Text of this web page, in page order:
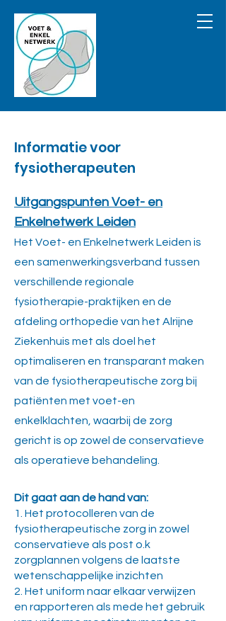
Informatie voor
fysiotherapeuten
Uitgangspunten Voet- en
Enkelnetwerk Leiden
Het Voet- en Enkelnetwerk Leiden is
een samenwerkingsverband tussen
verschillende regionale
fysiotherapie-praktijken en de
afdeling orthopedie van het Alrijne
Ziekenhuis met als doel het
optimaliseren en transparant maken
van de fysiotherapeutische zorg bij
patiënten met voet-en
enkelklachten, waarbij de zorg
gericht is op zowel de conservatieve
als operatieve behandeling.
Dit gaat aan de hand van:
1. Het protocolleren van de
fysiotherapeutische zorg in zowel
conservatieve als post o.k
zorgplannen volgens de laatste
wetenschappelijke inzichten
2. Het uniform naar elkaar verwijzen
en rapporteren als mede het gebruik